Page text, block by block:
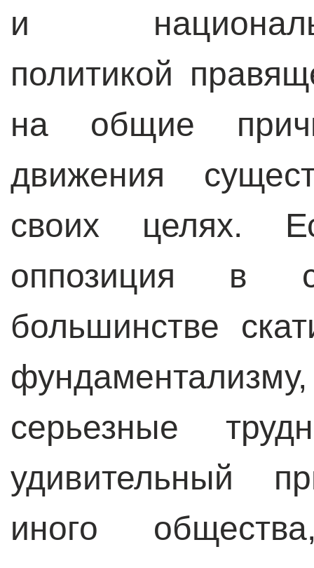
и
политикой
на общие
движения
своих целях.
оппозиция в
большинстве
серьезные
удивительный
иного